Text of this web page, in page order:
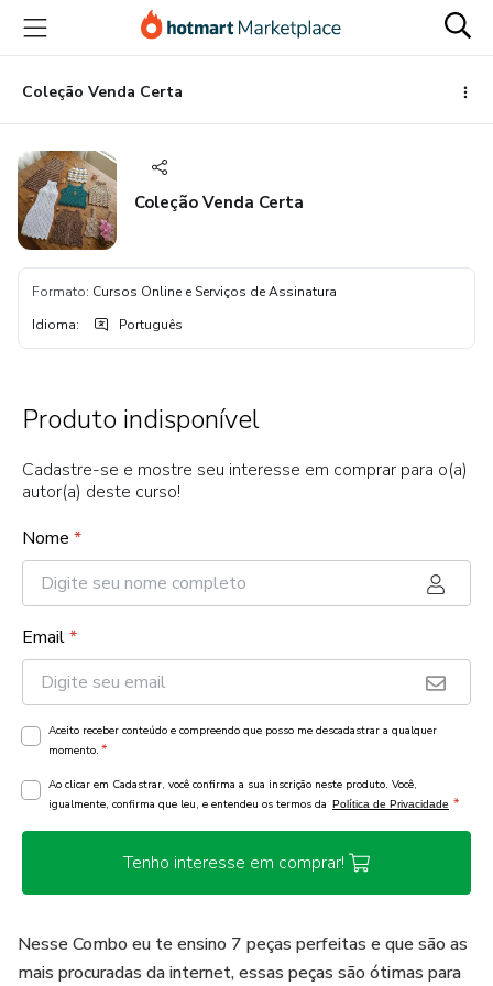
para
conteúdo
principal
para
pagamento
para
rodapé
Coleção Venda Certa
Coleção Venda Certa
Formato: Cursos Online e Serviços de Assinatura
Idioma: Português
Produto indisponível
Cadastre-se e mostre seu interesse em comprar para o(a)
autor(a) deste curso!
Nome *
Email*
Aceito receber conteúdo e compreendo que posso me descadastrar a qualquer
momento. *
Ao clicar em Cadastrar, você confirma a sua inscrição neste produto. Você,
igualmente, confirma que leu, e entendeu os termos da Política de Privacidade *
Tenho interesse em comprar!
Nesse Combo eu te ensino 7 peças perfeitas e que são as
mais procuradas da internet, essas peças são ótimas para